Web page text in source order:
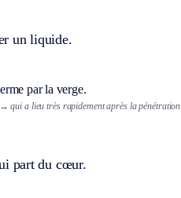
un liquide.
par la verge.
→ qui a lieu très rapidement après la pénétration.
part du cœur.